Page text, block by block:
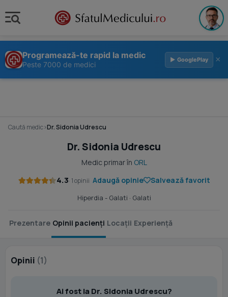
Programează-te rapid la medic
Peste 7000 de medici
▶ GooglePlay ×
Caută medic›Dr. Sidonia Udrescu
Dr. Sidonia Udrescu
Medic primar în ORL
4.3· 1 opinii Adaugă opinie Salvează favorit
Hiperdia - Galati · Galati
Prezentare Opinii pacienți Locații Experiență
Opinii (1)
Ai fost la Dr. Sidonia Udrescu?